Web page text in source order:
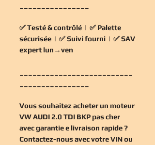
✅Testé & contrôlé | ✅ Palette
sécurisée | ✅Suivi fourni | ✅SAV
expert lun→ven
Vous souhaitez acheter un moteur
VW AUDI 2.0 TDI BKP pas cher
avec garantie e livraison rapide ?
Contactez-nous avec votre VIN ou